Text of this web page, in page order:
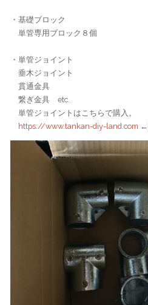
・基礎ブロック
単管専用ブロック８個
・単管ジョイント
垂木ジョイント
貫通金具
繋ぎ金具 etc.
単管ジョイントはこちらで購入。
https://www.tankan-diy-land.com ←